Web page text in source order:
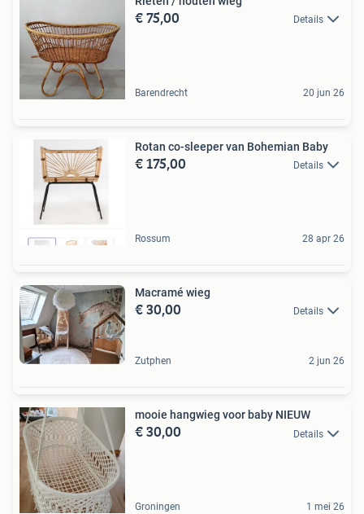
€ 75,00 Details
Barendrecht 20 jun 26
Rotan co-sleeper van Bohemian Baby
€ 175,00 Details
Rossum 28 apr 26
Macramé wieg
€ 30,00 Details
Zutphen 2 jun 26
mooie hangwieg voor baby NIEUW
€ 30,00 Details
Groningen 1 mei 26